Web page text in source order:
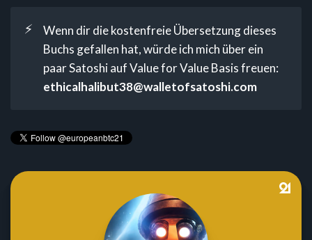
⚡
Wenn dir die kostenfreie Übersetzung dieses
Buchs gefallen hat, würde ich mich über ein
paar Satoshi auf Value for Value Basis freuen:
ethicalhalibut38@walletofsatoshi.com